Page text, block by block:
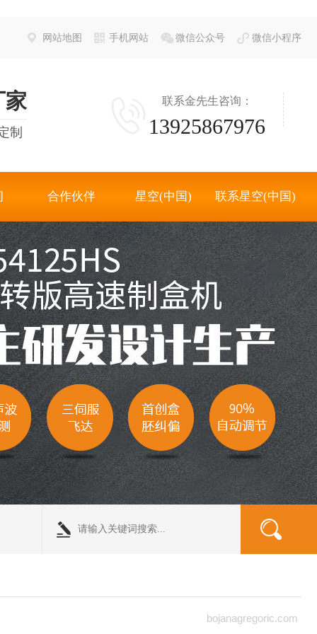
网站地图 手机网站 微信公众号 微信小程序
家
制
联系金先生咨询：
13925867976
合作伙伴 星空(中国) 联系星空(中国)
bojanagregoric.com